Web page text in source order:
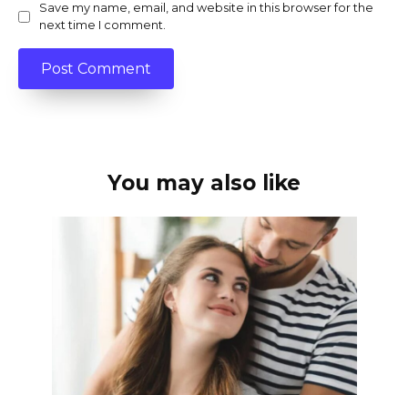
Save my name, email, and website in this browser for the
next time I comment.
You may also like